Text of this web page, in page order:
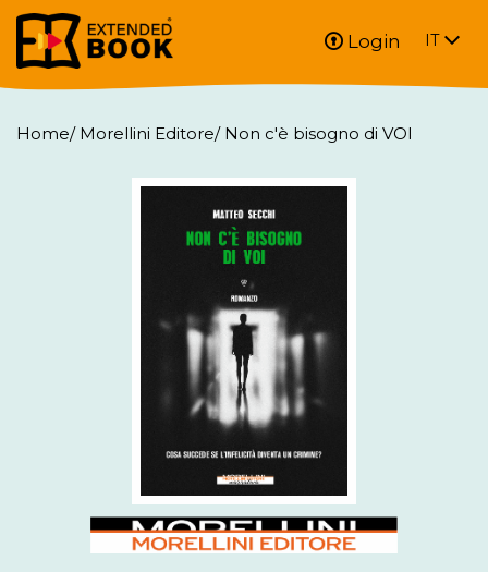
Login IT
Home/ Morellini Editore/ Non c'è bisogno di VOI